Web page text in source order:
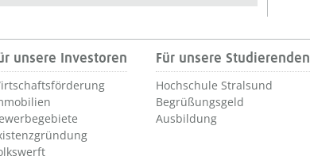
unsere Investoren Für unsere Studierenden
Hochschule Stralsund
Begrüßungsgeld
Ausbildung